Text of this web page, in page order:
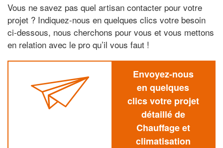
Vous ne savez pas quel artisan contacter pour votre
projet ? Indiquez-nous en quelques clics votre besoin
ci-dessous, nous cherchons pour vous et vous mettons
en relation avec le pro qu’il vous faut !
Envoyez-nous
en quelques
clics votre projet
détaillé de
Chauffage et
climatisation